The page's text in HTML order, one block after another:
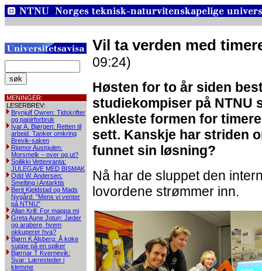
MENINGER:
LESERBREV:
Brynjulf Owren: Tidskrifter
og papirforbruk
Ivar A. Bjørgen: Retten til
arbeid. Tanker omkring
Brevik-saken
Rigmor Austgulen:
Morsmelk – over og ut?
Soilikki Vettenranta:
JULEGAVE MED BISMAK
Odd W. Andersen:
Smelting i Antarktis
Berit Kjeldstad og Mads
Nygård: ”Mens vi venter
på NTNU”
Allan Krill: For mappa mi
Greta Aune Jotun: Jøder
og arabere, hvem
okkuperer hva?
Bjørn K Alsberg: Å koke
suppe på en spiker
Bjørnar T Kvernevik:
Svar: Læresteder i
klemme
Vil ta verden med
09:24)
Høsten for to år siden
studiekompiser på NTNU
enkleste formen for
sett. Kanskje har striden
funnet sin løsning?
Nå har de sluppet den
lovordene strømmer inn.